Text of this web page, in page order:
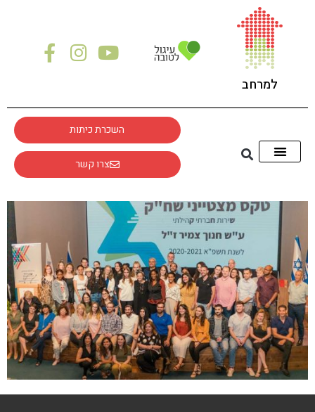
למרחב
השכרת כיתות
צרו קשר